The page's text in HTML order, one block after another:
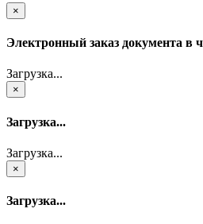
×
Электронный заказ документа в
Загрузка...
×
Загрузка...
Загрузка...
×
Загрузка...